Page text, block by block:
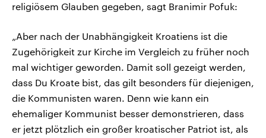
religiösem Glauben gegeben, sagt Branimir Pofuk:
„Aber nach der Unabhängigkeit Kroatiens ist die
Zugehörigkeit zur Kirche im Vergleich zu früher noch
mal wichtiger geworden. Damit soll gezeigt werden,
dass Du Kroate bist, das gilt besonders für diejenigen,
die Kommunisten waren. Denn wie kann ein
ehemaliger Kommunist besser demonstrieren, dass
er jetzt plötzlich ein großer kroatischer Patriot ist, als